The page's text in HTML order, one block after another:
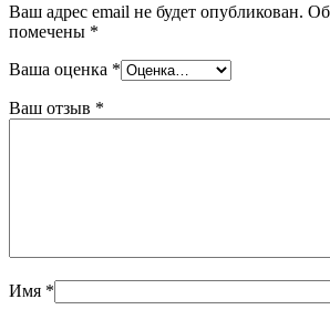
Ваш адрес email не будет опубликован.
помечены *
Ваша оценка *
Ваш отзыв *
Имя *